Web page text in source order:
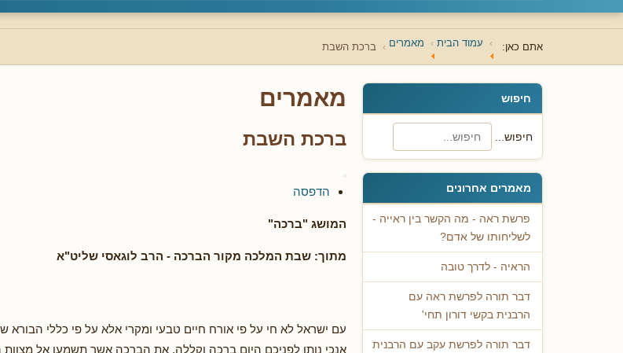
אתם כאן: עמוד הבית מאמרים ברכת השבת
חיפוש
חיפוש...
מאמרים אחרונים
פרשת ראה - מה הקשר בין ראייה -
לשליחותו של אדם?
הראיה - לדרך טובה
דבר תורה לפרשת ראה עם
הרבנית בקשי דורון תחי'
דבר תורה לפרשת עקב עם הרבנית
מאמרים
ברכת השבת
הדפסה
המושג "ברכה"
מתוך: שבת המלכה מקור הברכה - הרב לוגאסי שליט"א
עם ישראל לא חי על פי אורח חיים טבעי ומקרי אלא על פי כללי הבורא
אנכי נותן לפניכם היום ברכה וקללה, את הברכה אשר תשמעו אל